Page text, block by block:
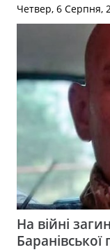
Четвер, 6 Серпня,
На війні